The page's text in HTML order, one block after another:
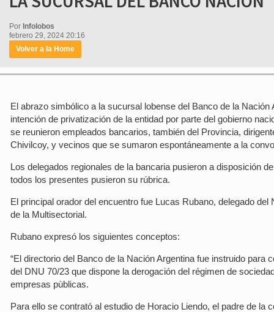
Por Infolobos
febrero 29, 2024 20:16
Volver a la Home
El abrazo simbólico a la sucursal lobense del Banco de la
intención de privatización de la entidad por parte del gobierno
se reunieron empleados bancarios, también del Provincia,
Chivilcoy, y vecinos que se sumaron espontáneamente a la
Los delegados regionales de la bancaria pusieron a disposición
todos los presentes pusieron su rúbrica.
El principal orador del encuentro fue Lucas Rubano, delegado
de la Multisectorial.
Rubano expresó los siguientes conceptos:
“El directorio del Banco de la Nación Argentina fue instruido
del DNU 70/23 que dispone la derogación del régimen de
empresas pùblicas.
Para ello se contrató al estudio de Horacio Liendo, el padre de